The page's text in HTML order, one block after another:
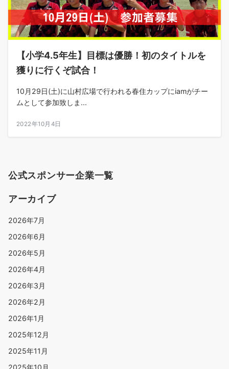
【小学4.5年生】目標は優勝！初のタイトルを
獲りに行くぞ試合！
10月29日(土)に山村広場で行われる春住カップにiamがチー
ムとして参加致しま...
2022年10月4日
公式スポンサー企業一覧
アーカイブ
2026年7月
2026年6月
2026年5月
2026年4月
2026年3月
2026年2月
2026年1月
2025年12月
2025年11月
2025年10月